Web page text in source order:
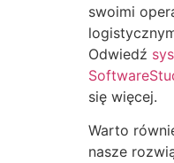
swoimi
Odwiedź
się więcej.
Warto
nasze